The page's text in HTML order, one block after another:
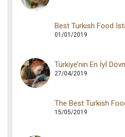
Best Turkish Food
01/01/2019
Türkiye’nin En İyİ
27/04/2019
The Best Turkish
15/05/2019